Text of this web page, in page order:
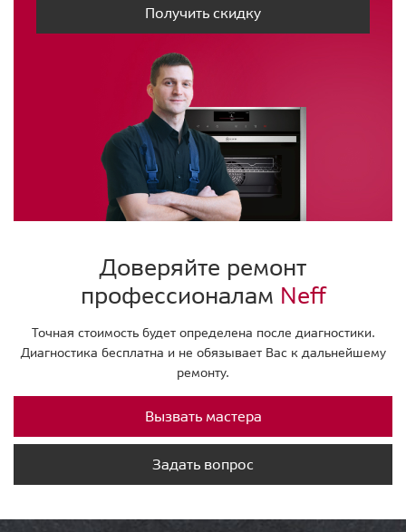
Получить скидку
Доверяйте ремонт
профессионалам Neff
Точная стоимость будет определена после диагностики.
Диагностика бесплатна и не обязывает Вас к дальнейшему
ремонту.
Вызвать мастера
Задать вопрос